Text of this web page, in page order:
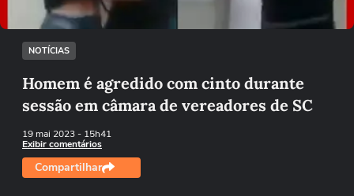
NOTÍCIAS
Homem é agredido com cinto durante
sessão em câmara de vereadores de SC
19 mai 2023- 15h41
Exibir comentários
Compartilhar